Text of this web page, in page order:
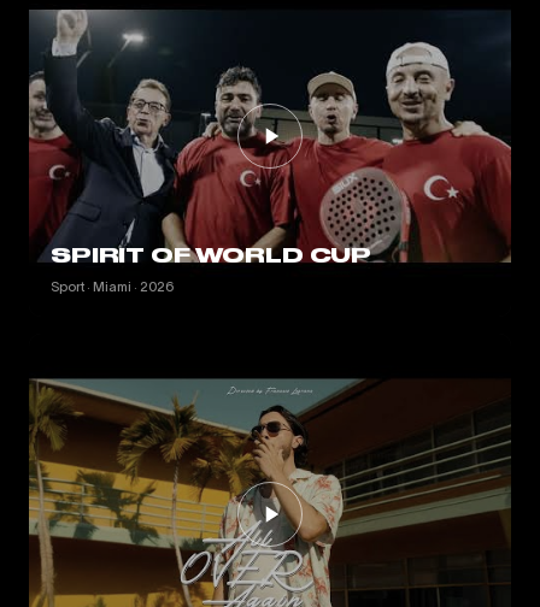
SPIRIT OF WORLD CUP
Sport · Miami · 2026